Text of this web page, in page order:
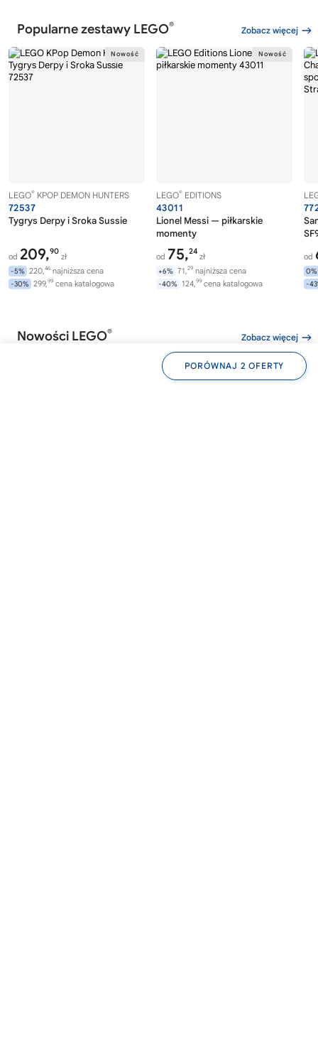
PORÓWNAJ 2 OFERTY
Popularne zestawy LEGO® Zobacz więcej
LEGO® KPOP DEMON HUNTERS
72537
Tygrys Derpy i Sroka Sussie
od 209,90
zł
-5% 220,46 najniższa cena
-30% 299,99 cena katalogowa
LEGO® EDITIONS
43011
Lionel Messi — piłkarskie
momenty
od 75,24
zł
+6% 71,29 najniższa cena
-40% 124,99 cena katalogowa
od
0%
-
Nowości LEGO® Zobacz więcej